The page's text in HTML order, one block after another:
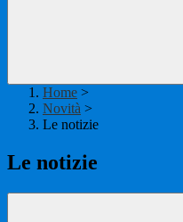
Home >
Novità >
Le notizie
Le notizie